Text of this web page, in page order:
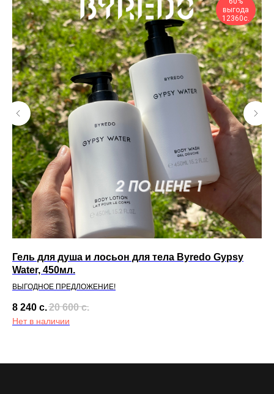
выгода
12360с.
Гель для душа и лосьон для тела Byredo Gypsy
Water, 450мл.
ВЫГОДНОЕ ПРЕДЛОЖЕНИЕ!
8 240 с.20 600 с.
Нет в наличии